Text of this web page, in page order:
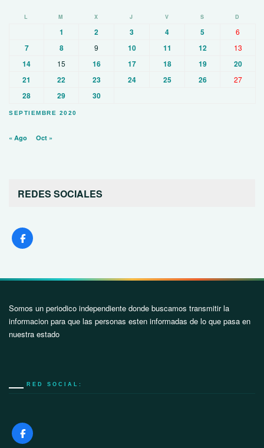
SEPTIEMBRE 2020
L M X J V S D
1 2 3 4 5 6
7 8 9 10 11 12 13
14 15 16 17 18 19
20
21
22 23 24 25 26 27
28 29 30
« Ago Oct »
REDES SOCIALES
Somos un periodico independiente donde buscamos transmitir la
informacion para que las personas esten informadas de lo que pasa en
nuestra estado
RED SOCIAL: